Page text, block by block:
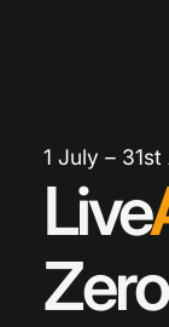
1 July –
Live